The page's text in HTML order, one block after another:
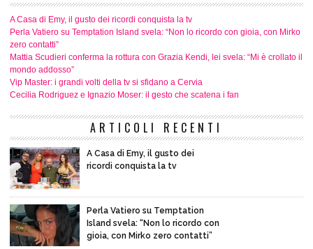
A Casa di Emy, il gusto dei ricordi conquista la tv
Perla Vatiero su Temptation Island svela: “Non lo ricordo con gioia, con Mirko
zero contatti”
Mattia Scudieri conferma la rottura con Grazia Kendi, lei svela: “Mi è crollato il
mondo addosso”
Vip Master: i grandi volti della tv si sfidano a Cervia
Cecilia Rodriguez e Ignazio Moser: il gesto che scatena i fan
ARTICOLI RECENTI
A Casa di Emy, il gusto dei
ricordi conquista la tv
Perla Vatiero su Temptation
Island svela: “Non lo ricordo con
gioia, con Mirko zero contatti”